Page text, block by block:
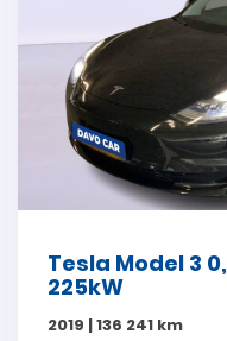
Tesla Model 3
225kW
2019 | 136 241 km